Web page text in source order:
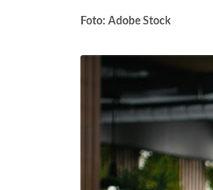
Foto: Adobe Stock